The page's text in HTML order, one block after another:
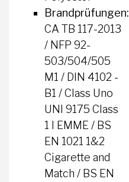
Brandprüfungen:
CA TB 117-2013
/ NFP 92-
503/504/505
M1 / DIN 4102 -
B1 / Class Uno
UNI 9175 Class
1 I EMME / BS
EN 1021 1&2
Cigarette and
Match / BS EN